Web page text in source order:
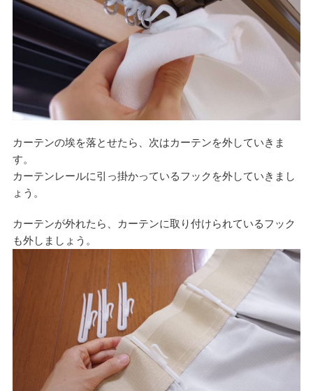
カーテンの埃を落とせたら、次はカーテンを外していきま
す。
カーテンレールに引っ掛かっているフックを外していきまし
ょう。
カーテンが外れたら、カーテンに取り付けられているフック
も外しましょう。